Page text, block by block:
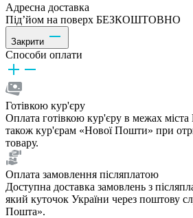
Адресна доставка
Під’йом на поверх БЕЗКОШТОВНО
Закрити
Способи оплати
Готівкою кур'єру
Оплата готівкою кур'єру в межах міста
також кур'єрам «Нової Пошти» при
товару.
Оплата замовлення післяплатою
Доступна доставка замовлень з
який куточок України через поштову
Пошта».